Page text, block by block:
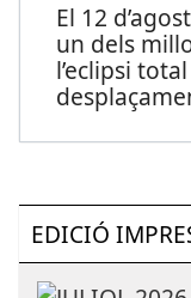
El 12
un dels
l’eclipsi
EDICIÓ